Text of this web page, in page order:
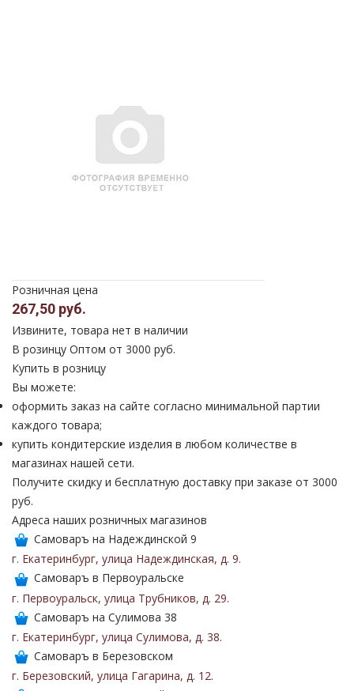
Розничная цена
267,50 руб.
Извините, товара нет в наличии
В розинцу Оптом от 3000 руб.
Купить в розницу
Вы можете:
оформить заказ на сайте согласно минимальной партии
каждого товара;
купить кондитерские изделия в любом количестве в
магазинах нашей сети.
Получите скидку и бесплатную доставку при заказе от 3000
руб.
Адреса наших розничных магазинов
Самоваръ на Надеждинской 9
г. Екатеринбург, улица Надеждинская, д. 9.
Самоваръ в Первоуральске
г. Первоуральск, улица Трубников, д. 29.
Самоваръ на Сулимова 38
г. Екатеринбург, улица Сулимова, д. 38.
Самоваръ в Березовском
г. Березовский, улица Гагарина, д. 12.